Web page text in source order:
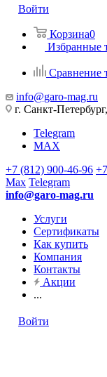
Войти
Корзина0
Избранные
Сравнение
info@garo-mag.ru
г. Санкт-
Telegram
MAX
+7 (812) 900-46-96
Max Telegram
info@garo-mag.ru
Услуги
Сертификаты
Как купить
Компания
Контакты
Акции
...
Войти